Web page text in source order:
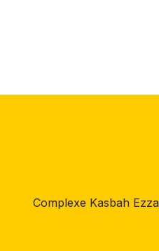
Complexe Kasbah